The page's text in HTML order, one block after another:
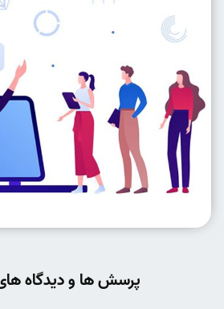
پرسش ها و دیدگاه